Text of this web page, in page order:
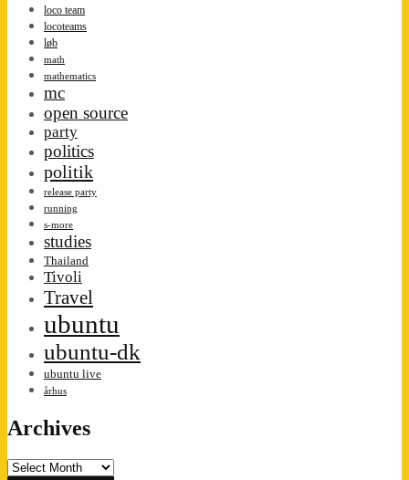
loco team
locoteams
løb
math
mathematics
mc
open source
party
politics
politik
release party
running
s-more
studies
Thailand
Tivoli
Travel
ubuntu
ubuntu-dk
ubuntu live
århus
Archives
Archives